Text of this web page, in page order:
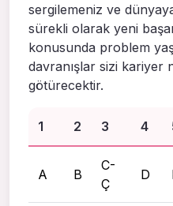
sergilemeniz ve
sürekli olarak yeni
konusunda problem
davranışlar sizi kariyer
götürecektir.
1 2 3 4
A B
C-
Ç
D